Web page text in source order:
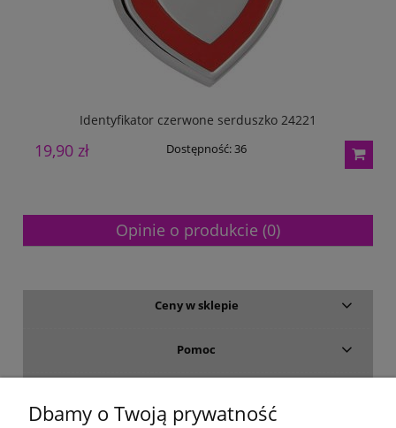
Identyfikator czerwone serduszko 24221
19,90 zł Dostępność:36
Opinie o produkcie (0)
Ceny w sklepie
Pomoc
Dbamy o Twoją prywatność